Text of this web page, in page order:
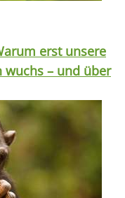
erst unsere
wuchs – und über